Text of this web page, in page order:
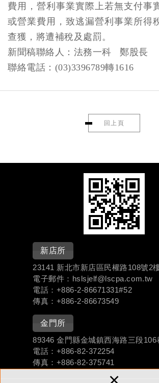
費用，營利事業實際上若無支付事
或營業費用，致逃漏營利事業所得
查獲，將遭補稅及處罰。
新聞稿聯絡人：法務一科 鄭股長
聯絡電話：(03)3396789轉1616
回上頁
新店所
23141 新北市新店區民權路108號2
電子郵件：hslsjelf@lscpa.com.tw
電話：+886-2-86671331#52
傳真：+886-2-86673549
金門所
89346 金門縣金城鎮西海路三段106
電話：+886-82-372254
傳真：+886-82-375741